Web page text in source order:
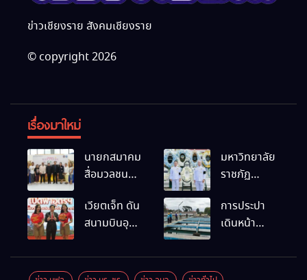
ข่าวเชียงราย สังคมเชียงราย
© copyright 2026
เรื่องมาใหม่
นายกสมาคม
สื่อมวลชน
ประชาสัมพันธ์
เชียงราย
กิจกรรมที่
มหาวิทยาลัย
ราชภัฏ
ร่วมเป็นเจ้า
ภาพพิธี
พร้อมน้อม
เวียตเจ็ท ดัน
สนามบินอุ
เชื่อมต่อเส้น
ทางนานาชาติ
การประปา
เดินหน้า
แห่งใหม่